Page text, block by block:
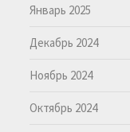
Январь 2025
Декабрь 2024
Ноябрь 2024
Октябрь 2024